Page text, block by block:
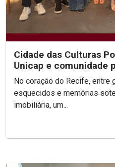
Cidade das Culturas
Unicap e comunidade
ressignificação urbana
No coração do Recife, entre
esquecidos e memórias
imobiliária, um...